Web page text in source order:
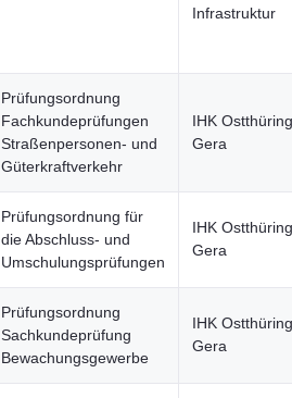
Infrastruktur
Prüfungsordnung
Fachkundeprüfungen
Straßenpersonen- und
Güterkraftverkehr
IHK
Gera
Prüfungsordnung für
die Abschluss- und
Umschulungsprüfungen
IHK
Gera
Prüfungsordnung
Sachkundeprüfung
Bewachungsgewerbe
IHK
Gera